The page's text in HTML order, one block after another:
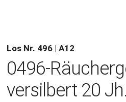
Los Nr. 496 | A12
0496-
versilbert 20 Jh.